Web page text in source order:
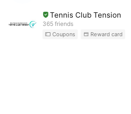
Tennis Club Tension
365 friends
Coupons Reward card